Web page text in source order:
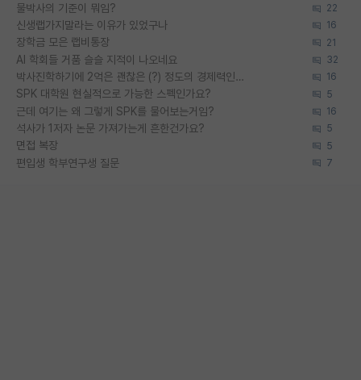
물박사의 기준이 뭐임? 22
신생랩가지말라는 이유가 있었구나 16
장학금 모은 랩비통장 21
AI 학회들 거품 슬슬 지적이 나오네요 32
박사진학하기에 2억은 괜찮은 (?) 정도의 경제력인가요 16
SPK 대학원 현실적으로 가능한 스펙인가요? 5
근데 여기는 왜 그렇게 SPK를 물어보는거임? 16
석사가 1저자 논문 가져가는게 흔한건가요? 5
면접 복장 5
편입생 학부연구생 질문 7